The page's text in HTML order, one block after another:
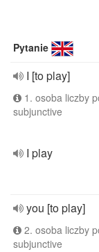
Pytanie
I [to play]
1. osoba liczby
subjunctive
I play
you [to play]
2. osoba liczby
subjunctive